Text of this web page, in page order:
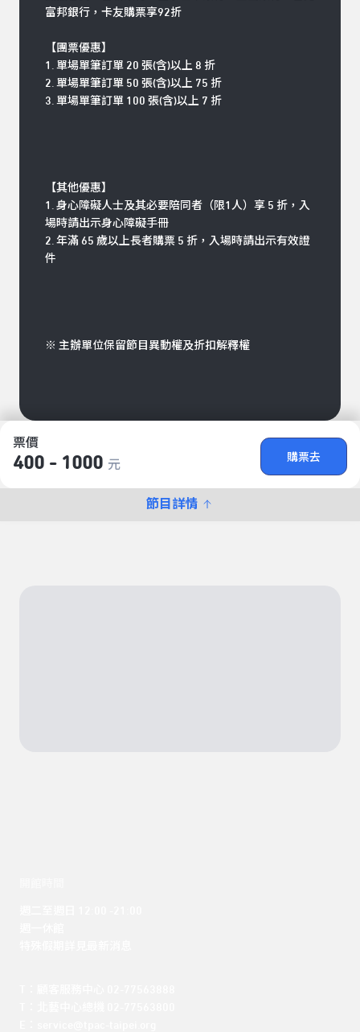
票價
400 - 1000 元
購票去
節目詳情
富邦銀行，卡友購票享92折
【團票優惠】
1. 單場單筆訂單 20 張(含)以上 8 折
2. 單場單筆訂單 50 張(含)以上 75 折
3. 單場單筆訂單 100 張(含)以上 7 折
【其他優惠】
1. 身心障礙人士及其必要陪同者（限1人）享 5 折，入
場時請出示身心障礙手冊
2. 年滿 65 歲以上長者購票 5 折，入場時請出示有效證
件
※ 主辦單位保留節目異動權及折扣解釋權